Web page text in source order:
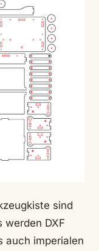
sind
werden DXF
auch imperialen